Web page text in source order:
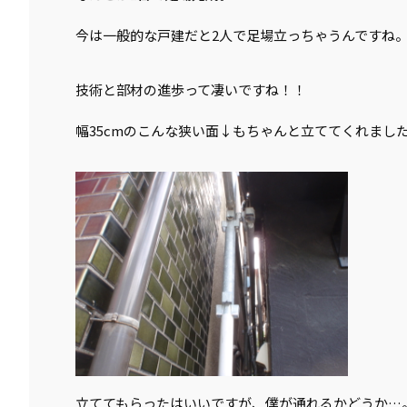
今は一般的な戸建だと2人で足場立っちゃうんですね。
技術と部材の進歩って凄いですね！！
幅35cmのこんな狭い面↓もちゃんと立ててくれました
立ててもらったはいいですが、僕が通れるかどうか…。